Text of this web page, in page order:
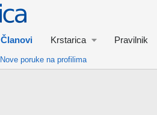
Članovi Krstarica Pravilnik
Nove poruke na profilima